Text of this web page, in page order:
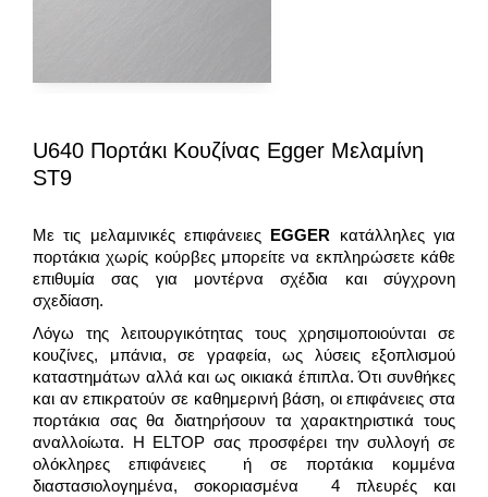
U640 Πορτάκι Κουζίνας Egger Μελαμίνη
ST9
Με τις μελαμινικές επιφάνειες EGGER κατάλληλες για
πορτάκια χωρίς κούρβες μπορείτε να εκπληρώσετε κάθε
επιθυμία σας για μοντέρνα σχέδια και σύγχρονη
σχεδίαση.
Λόγω της λειτουργικότητας τους χρησιμοποιούνται σε
κουζίνες, μπάνια, σε γραφεία, ως λύσεις εξοπλισμού
καταστημάτων αλλά και ως οικιακά έπιπλα. Ότι συνθήκες
και αν επικρατούν σε καθημερινή βάση, οι επιφάνειες στα
πορτάκια σας θα διατηρήσουν τα χαρακτηριστικά τους
αναλλοίωτα. Η ELTOP σας προσφέρει την συλλογή σε
ολόκληρες επιφάνειες ή σε πορτάκια κομμένα
διαστασιολογημένα, σοκοριασμένα 4 πλευρές και